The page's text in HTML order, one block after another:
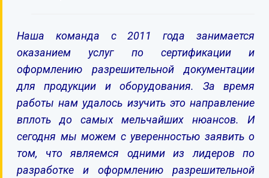
Наша команда с 2011 года занимается
оказанием услуг по сертификации и
оформлению разрешительной документации
для продукции и оборудования. За время
работы нам удалось изучить это направление
вплоть до самых мельчайших нюансов. И
сегодня мы можем с уверенностью заявить о
том, что являемся одними из лидеров по
разработке и оформлению разрешительной